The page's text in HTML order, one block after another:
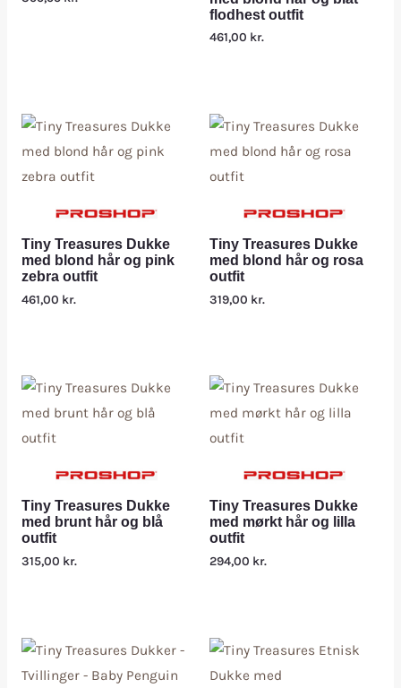
flodhest outfit
461,00 kr.
Tiny Treasures Dukke
med blond hår og pink
zebra outfit
461,00 kr.
Tiny Treasures Dukke
med blond hår og rosa
outfit
319,00 kr.
Tiny Treasures Dukke
med brunt hår og blå
outfit
315,00 kr.
Tiny Treasures Dukke
med mørkt hår og lilla
outfit
294,00 kr.